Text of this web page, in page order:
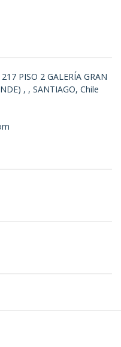
PISO 2 GALERÍA GRAN
, , SANTIAGO, Chile